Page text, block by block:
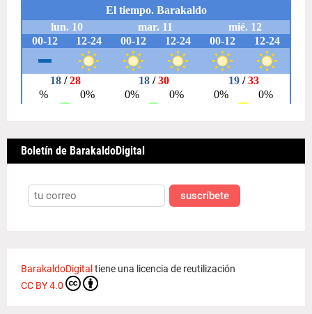
Boletín de BarakaldoDigital
suscríbete
BarakaldoDigital tiene una licencia de reutilización
CC BY 4.0